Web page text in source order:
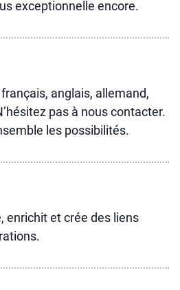
exceptionnelle encore.
anglais, allemand,
pas à nous contacter.
les possibilités.
enrichit et crée des liens